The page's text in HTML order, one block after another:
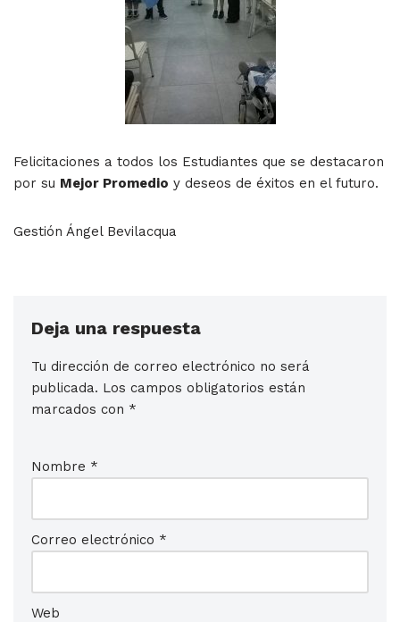
Felicitaciones a todos los Estudiantes que se destacaron
por su Mejor Promedio y deseos de éxitos en el futuro.
Gestión Ángel Bevilacqua
Deja una respuesta
Tu dirección de correo electrónico no será
publicada. Los campos obligatorios están
marcados con *
Nombre *
Correo electrónico *
Web